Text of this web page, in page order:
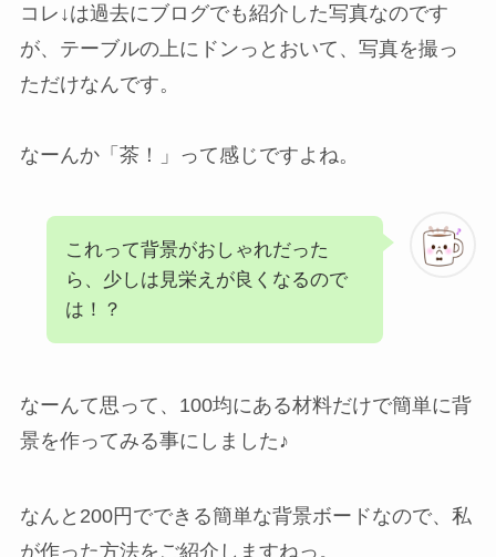
コレ↓は過去にブログでも紹介した写真なのです
が、テーブルの上にドンっとおいて、写真を撮っ
ただけなんです。
なーんか「茶！」って感じですよね。
これって背景がおしゃれだった
ら、少しは見栄えが良くなるので
は！？
なーんて思って、100均にある材料だけで簡単に背
景を作ってみる事にしました♪
なんと200円でできる簡単な背景ボードなので、私
が作った方法をご紹介しますねっ。